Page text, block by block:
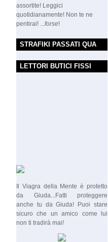
assortite! Leggici
quotidianamente! Non te ne
pentirai! ...forse!
STRAFIKI PASSATI QUA
LETTORI BUTICI FISSI
Il Viagra della Mente è protetto
da Giuda...Fatti proteggere
anche tu da Giuda! Puoi stare
sicuro che un amico come lui
non ti tradirà mai!